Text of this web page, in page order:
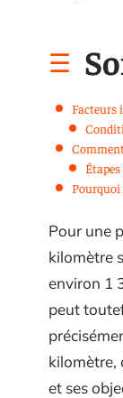
Facteurs
Pour une
kilomètre
environ 1
peut
kilomètre,
et ses